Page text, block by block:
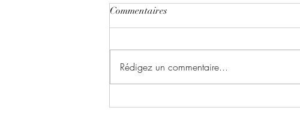
Commentaires
Rédigez un commentaire...